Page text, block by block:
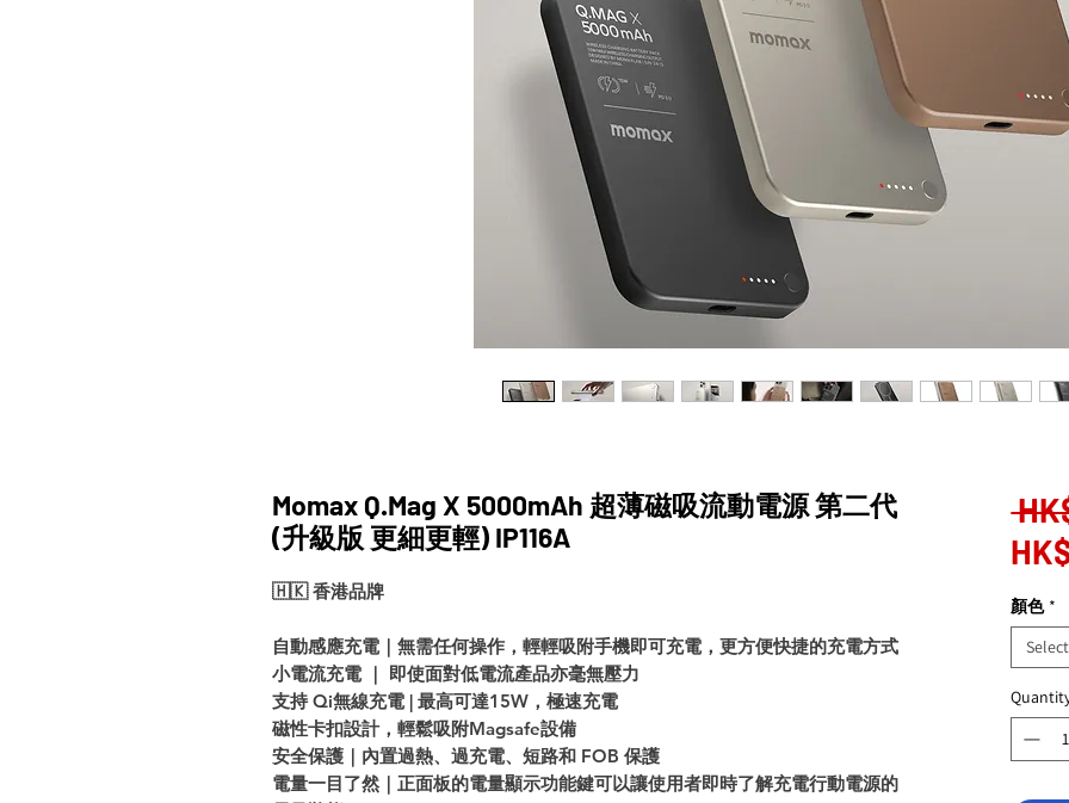
Momax Q.Mag X 5000mAh 超薄磁吸流動電源 第二代
(升級版 更細更輕) IP116A
🇭🇰 香港品牌
自動感應充電｜無需任何操作，輕輕吸附手機即可充電，更方便快捷的充電方式
小電流充電 ｜ 即使面對低電流產品亦毫無壓力
支持Qi無線充電 | 最高可達15W ，極速充電
磁性卡扣設計，輕鬆吸附Magsafe設備
安全保護｜內置過熱、過充電、短路和 FOB 保護
電量一目了然｜正面板的電量顯示功能鍵可以讓使用者即時了解充電行動電源的
顏色 *
Select